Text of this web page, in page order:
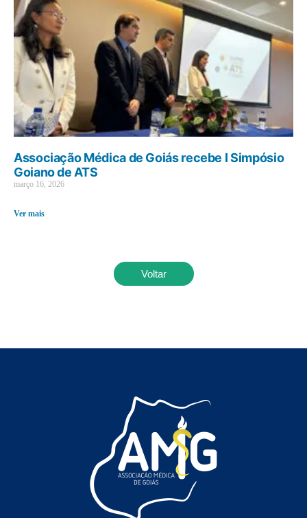
Associação Médica de Goiás recebe I Simpósio
Goiano de ATS
março 16, 2026
Ver mais
Voltar